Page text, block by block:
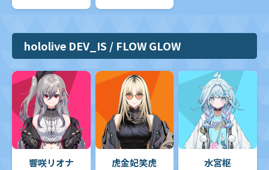
hololive DEV_IS / FLOW GLOW
響咲リオナ 虎金妃笑虎 水宮枢